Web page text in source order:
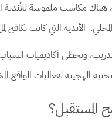
هناك مكاسب ملموسة للأندية
الأندية التي كانت
وتحظى أكاديميات
الهجينة لفعاليات
المستقبل؟